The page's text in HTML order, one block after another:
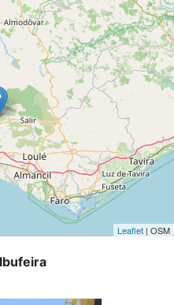
Leaflet | OSM